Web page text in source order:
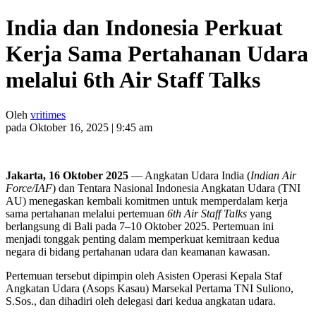
India dan Indonesia Perkuat
Kerja Sama Pertahanan Udara
melalui 6th Air Staff Talks
Oleh vritimes
pada Oktober 16, 2025 | 9:45 am
Jakarta, 16 Oktober 2025 — Angkatan Udara India (Indian Air
Force/IAF) dan Tentara Nasional Indonesia Angkatan Udara (TNI
AU) menegaskan kembali komitmen untuk memperdalam kerja
sama pertahanan melalui pertemuan 6th Air Staff Talks yang
berlangsung di Bali pada 7–10 Oktober 2025. Pertemuan ini
menjadi tonggak penting dalam memperkuat kemitraan kedua
negara di bidang pertahanan udara dan keamanan kawasan.
Pertemuan tersebut dipimpin oleh Asisten Operasi Kepala Staf
Angkatan Udara (Asops Kasau) Marsekal Pertama TNI Suliono,
S.Sos., dan dihadiri oleh delegasi dari kedua angkatan udara.